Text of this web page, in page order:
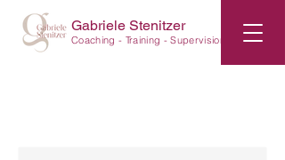
Gabriele Stenitzer
Coaching - Training -Supervision